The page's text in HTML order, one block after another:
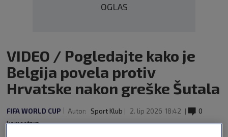
OGLAS
VIDEO / Pogledajte kako je
Belgija povela protiv
Hrvatske nakon greške Šutala
FIFA WORLD CUP Autor: Sport Klub 2. lip 2026 18:42
0
komentara